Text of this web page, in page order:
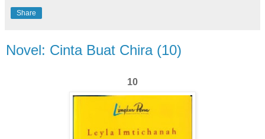
Share
Novel: Cinta Buat Chira (10)
10